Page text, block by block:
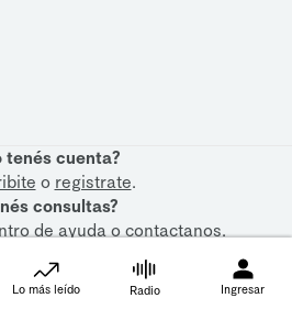
tenés cuenta?
o registrate.
consultas?
de ayudaocontactanos.
Lo más leído Radio Ingresar